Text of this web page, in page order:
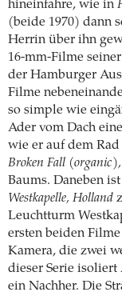
hineinfahre, wie in
(beide 1970) dann
Herrin über ihn
16-mm-Filme seiner
der Hamburger
Filme
so simple wie
Ader vom Dach
wie er auf dem
Broken Fall (organic),
Baums. Daneben
Westkapelle, Holland
Leuchtturm
ersten beiden
Kamera, die zwei
dieser Serie isoliert
ein Nachher. Die